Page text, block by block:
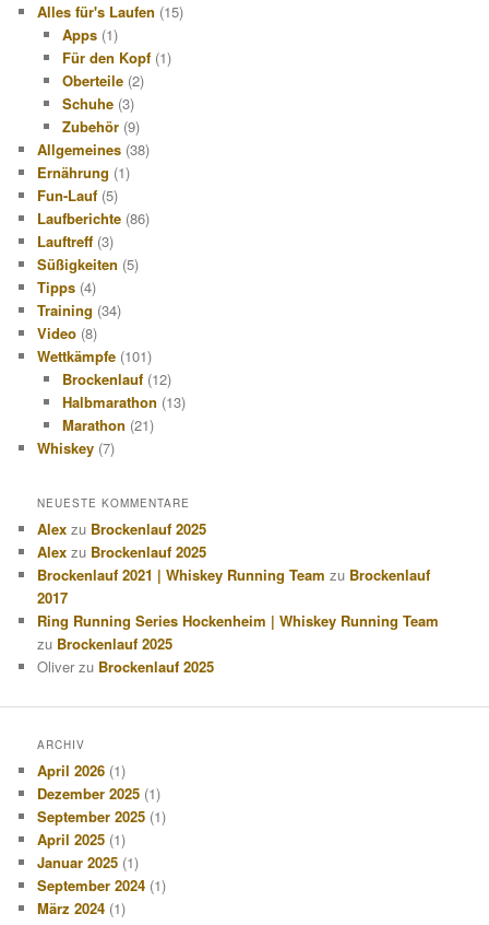
Alles für's Laufen (15)
Apps(1)
Für den Kopf(1)
Oberteile(2)
Schuhe(3)
Zubehör(9)
Allgemeines (38)
Ernährung (1)
Fun-Lauf (5)
Laufberichte (86)
Lauftreff (3)
Süßigkeiten (5)
Tipps (4)
Training (34)
Video (8)
Wettkämpfe (101)
Brockenlauf(12)
Halbmarathon (13)
Marathon (21)
Whiskey (7)
NEUESTE KOMMENTARE
Alex zu Brockenlauf 2025
Alex zu Brockenlauf 2025
Brockenlauf 2021 | Whiskey Running Team zu Brockenlauf
2017
Ring Running Series Hockenheim | Whiskey Running Team
zu Brockenlauf 2025
Oliver zu Brockenlauf 2025
ARCHIV
April 2026 (1)
Dezember 2025 (1)
September 2025 (1)
April 2025 (1)
Januar 2025 (1)
September 2024 (1)
März 2024 (1)